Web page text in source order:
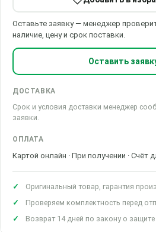
Оставьте заявку — менеджер
наличие, цену и срок поставки.
Оставить
ДОСТАВКА
Срок и условия доставки менеджер
заявки.
ОПЛАТА
Картой онлайн · При получении · Счёт
Оригинальный товар, гарантия
Проверяем комплектность перед
Возврат 14 дней по закону о защите